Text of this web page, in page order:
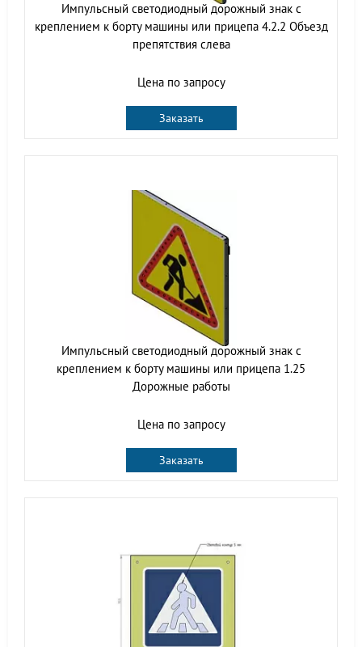
Импульсный cветодиодный дорожный знак с
креплением к борту машины или прицепа 4.2.2 Объезд
препятствия слева
Цена по запросу
Заказать
Импульсный cветодиодный дорожный знак с
креплением к борту машины или прицепа 1.25
Дорожные работы
Цена по запросу
Заказать